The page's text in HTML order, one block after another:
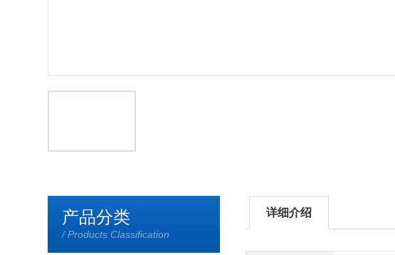
产品分类
/ Products Classification
详细介绍